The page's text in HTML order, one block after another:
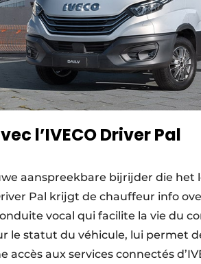
l’IVECO Driver Pal
aanspreekbare bijrijder die het
Pal krijgt de chauffeur info
vocal qui facilite la vie du
le statut du véhicule, lui permet
aux services connectés